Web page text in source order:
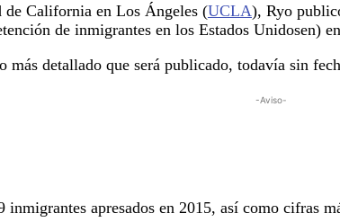
de California en Los Ángeles (UCLA), Ryo
de inmigrantes en los Estados Unidosen)
más detallado que será publicado, todavía sin
-Aviso-
inmigrantes apresados en 2015, así como cifras